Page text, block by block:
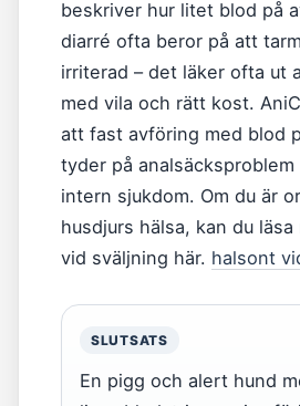
beskriver hur litet blod på
diarré ofta beror på att
irriterad – det läker ofta ut
med vila och rätt kost.
att fast avföring med blod
tyder på analsäcksproblem
intern sjukdom. Om du är
husdjurs hälsa, kan du
vid sväljning här. halsont
SLUTSATS
En pigg och alert hund